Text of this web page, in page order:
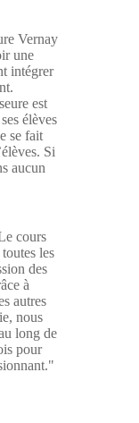
Vernay
une
intégrer
est
élèves
se fait
Si
aucun
cours
les
des
à
autres
nous
long de
pour